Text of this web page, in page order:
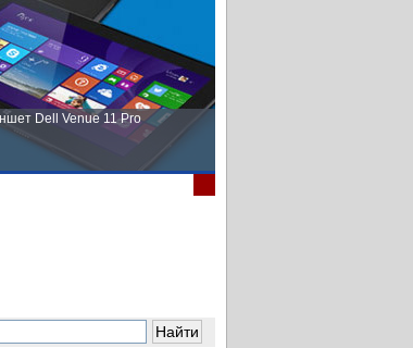
Dell Venue 11 Pro